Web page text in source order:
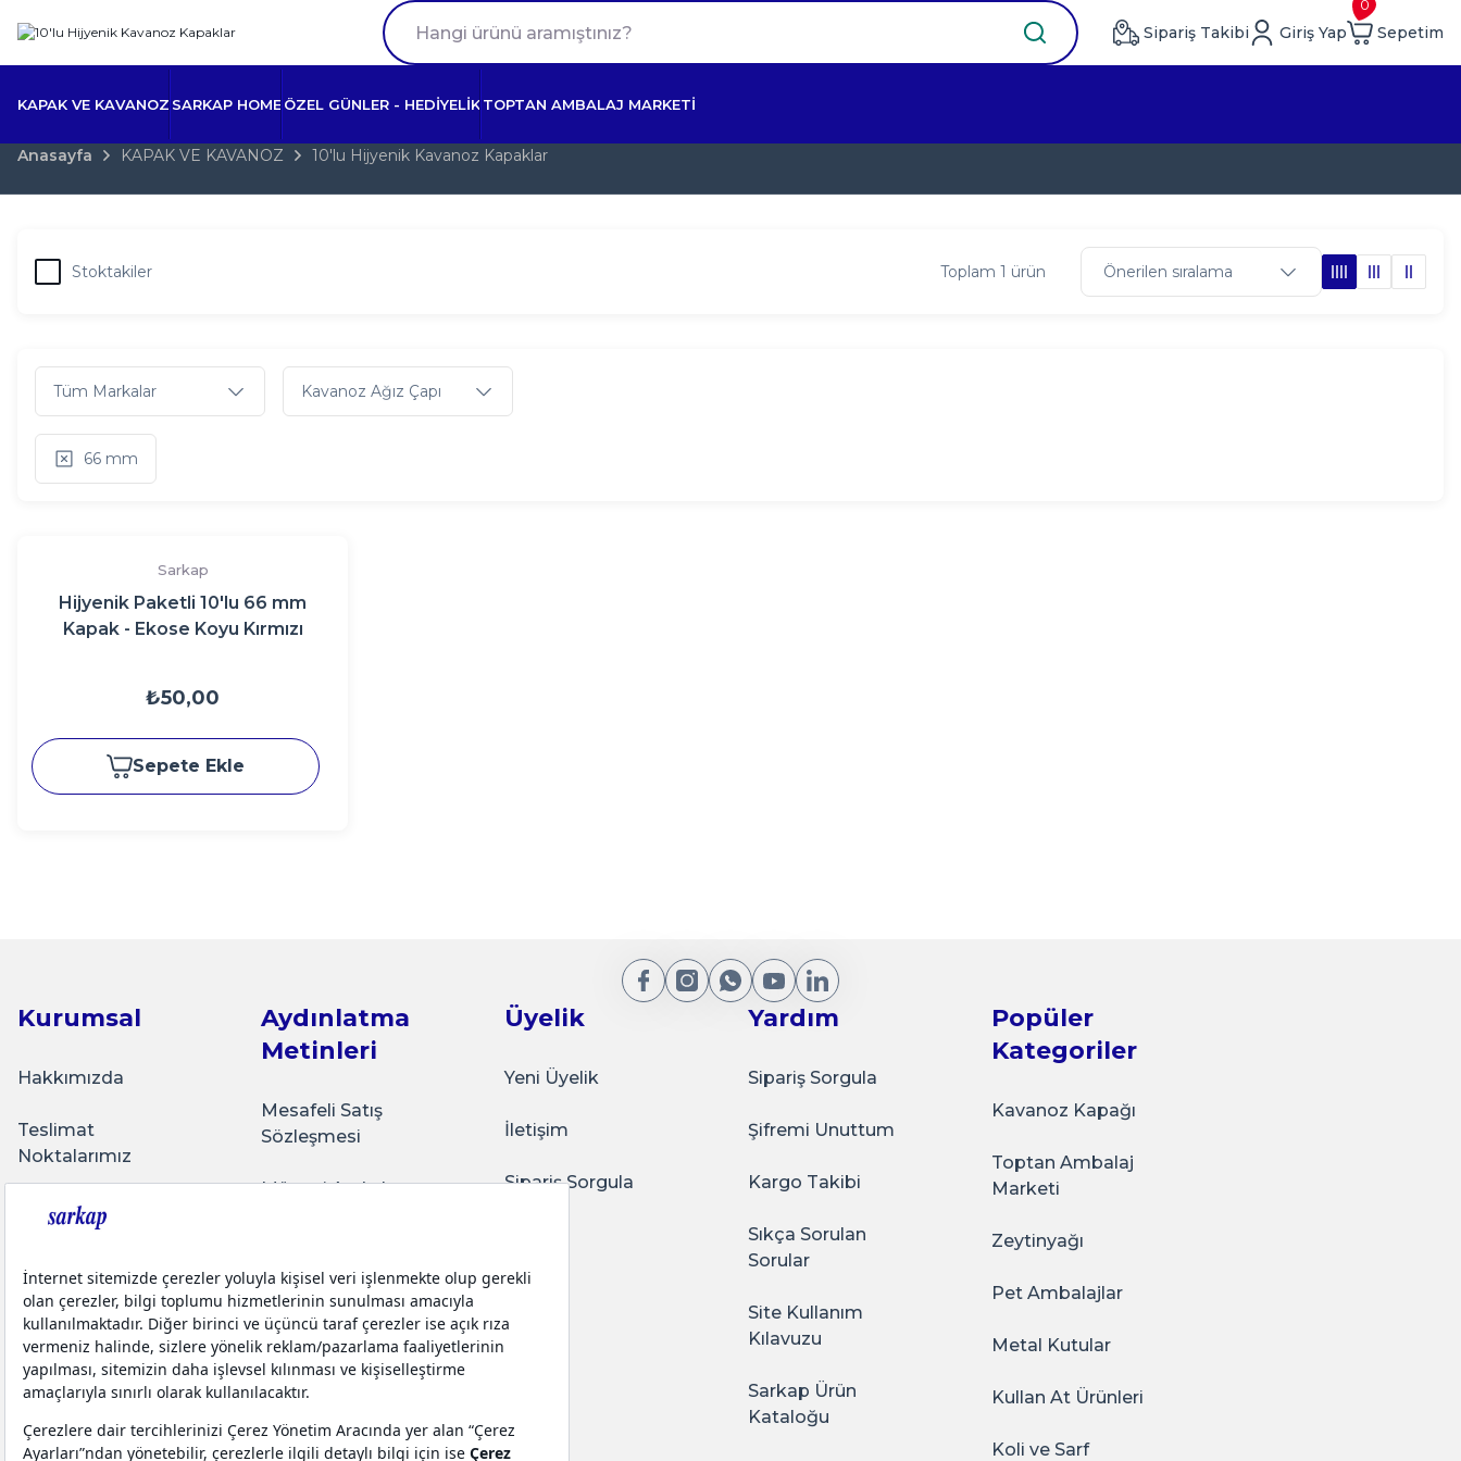
Sipariş Takibi Giriş Yap
0
Sepetim
KAPAK VE KAVANOZ SARKAP HOME ÖZEL GÜNLER - HEDİYELİK TOPTAN AMBALAJ MARKETİ
Anasayfa KAPAK VE KAVANOZ 10'lu Hijyenik Kavanoz Kapaklar
Stoktakiler Toplam 1 ürün
Tüm Markalar Kavanoz Ağız Çapı
66 mm
Sarkap
Hijyenik Paketli 10'lu 66 mm
Kapak - Ekose Koyu Kırmızı
₺50,00
Sepete Ekle
Kurumsal
Hakkımızda
Teslimat
Noktalarımız
Üyelik Sözleşmesi
Sarkap Blog
Yatırımcı İlişkileri
Aydınlatma
Metinleri
Mesafeli Satış
Sözleşmesi
Müşteri Aydınlatma
İletişim Aydınlatma
Metni
Teslimat Koşulları
Kişisel Verilerin
Korunması
Üyelik
Yeni Üyelik
İletişim
Sipariş Sorgula
Yardım
Sipariş Sorgula
Şifremi Unuttum
Kargo Takibi
Sıkça Sorulan
Sorular
Site Kullanım
Kılavuzu
Sarkap Ürün
Kataloğu
Popüler
Kategoriler
Kavanoz Kapağı
Toptan Ambalaj
Marketi
Zeytinyağı
Pet Ambalajlar
Metal Kutular
Kullan At Ürünleri
Koli ve Sarf